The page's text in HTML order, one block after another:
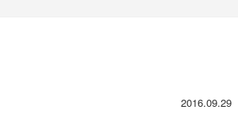
2016.09.29